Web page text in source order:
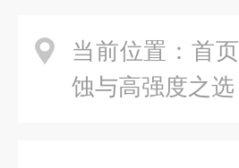
当前位置： 首页
蚀与高强度之选